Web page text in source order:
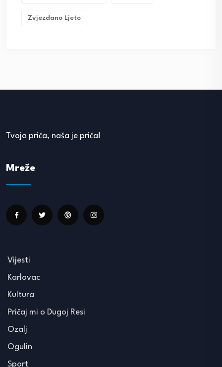
Zvjezdano Ljeto
Tvoja priča, naša je priča!
Mreže
Vijesti
Karlovac
Kultura
Pričaj mi o Dugoj Resi
Ozalj
Ogulin
Sport